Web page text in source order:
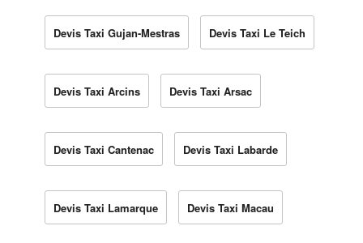
Devis Taxi Gujan-Mestras Devis Taxi Le Teich
Devis Taxi Arcins Devis Taxi Arsac
Devis Taxi Cantenac Devis Taxi Labarde
Devis Taxi Lamarque Devis Taxi Macau